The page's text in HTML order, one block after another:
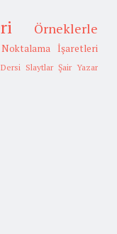
Örneklerle
Noktalama İşaretleri
Slaytlar Şair Yazar